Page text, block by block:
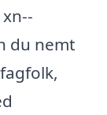
du nemt